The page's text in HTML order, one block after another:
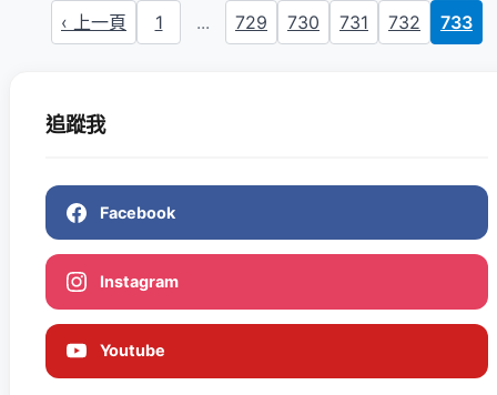
‹ 上一頁 1 ... 729 730 731 732 733
追蹤我
Facebook
Instagram
Youtube